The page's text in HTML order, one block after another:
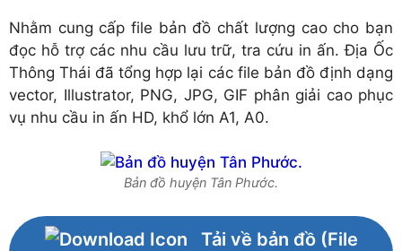
Nhằm cung cấp file bản đồ chất lượng cao cho bạn
đọc hỗ trợ các nhu cầu lưu trữ, tra cứu in ấn. Địa Ốc
Thông Thái đã tổng hợp lại các file bản đồ định dạng
vector, Illustrator, PNG, JPG, GIF phân giải cao phục
vụ nhu cầu in ấn HD, khổ lớn A1, A0.
Bản đồ huyện Tân Phước.
Tải về bản đồ (File